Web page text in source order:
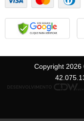
Copyright 2026